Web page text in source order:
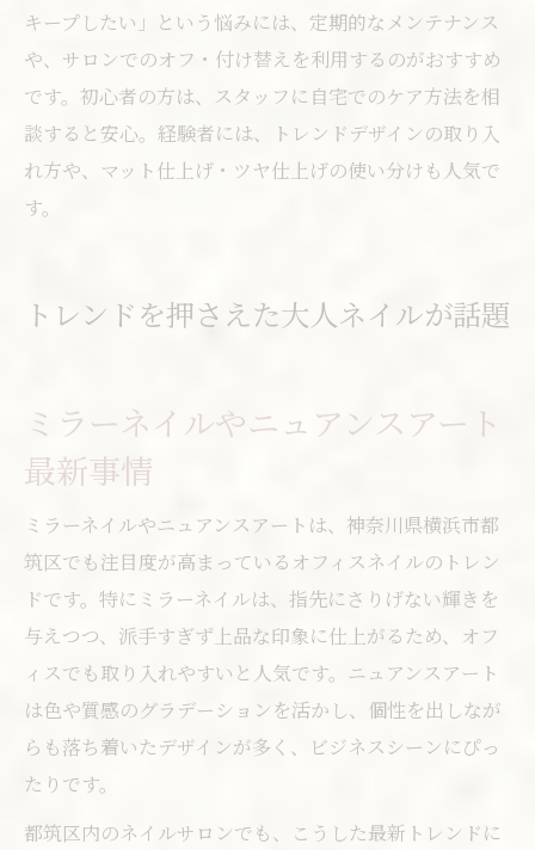
キープしたい」という悩みには、定期的なメンテナンス
や、サロンでのオフ・付け替えを利用するのがおすすめ
です。初心者の方は、スタッフに自宅でのケア方法を相
談すると安心。経験者には、トレンドデザインの取り入
れ方や、マット仕上げ・ツヤ仕上げの使い分けも人気で
す。
トレンドを押さえた大人ネイルが話題
ミラーネイルやニュアンスアート
最新事情
ミラーネイルやニュアンスアートは、神奈川県横浜市都
筑区でも注目度が高まっているオフィスネイルのトレン
ドです。特にミラーネイルは、指先にさりげない輝きを
与えつつ、派手すぎず上品な印象に仕上がるため、オフ
ィスでも取り入れやすいと人気です。ニュアンスアート
は色や質感のグラデーションを活かし、個性を出しなが
らも落ち着いたデザインが多く、ビジネスシーンにぴっ
たりです。
都筑区内のネイルサロンでも、こうした最新トレンドに